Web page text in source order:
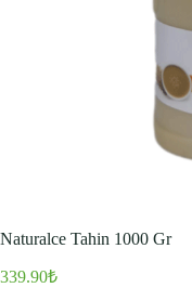
Naturalce Tahin 1000 Gr
339.90₺